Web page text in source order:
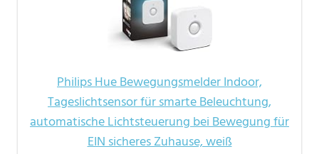
Philips Hue Bewegungsmelder Indoor,
Tageslichtsensor für smarte Beleuchtung,
automatische Lichtsteuerung bei Bewegung für
EIN sicheres Zuhause, weiß